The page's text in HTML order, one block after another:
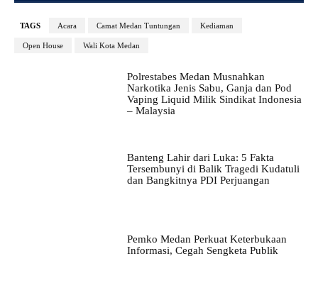
TAGS Acara Camat Medan Tuntungan Kediaman
Open House Wali Kota Medan
Polrestabes Medan Musnahkan
Narkotika Jenis Sabu, Ganja dan Pod
Vaping Liquid Milik Sindikat Indonesia
– Malaysia
Banteng Lahir dari Luka: 5 Fakta
Tersembunyi di Balik Tragedi Kudatuli
dan Bangkitnya PDI Perjuangan
Pemko Medan Perkuat Keterbukaan
Informasi, Cegah Sengketa Publik